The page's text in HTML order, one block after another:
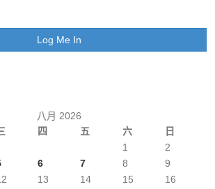
八月 2026
四 五 六 日
1
2
6 7 8
9
13 14 15
16